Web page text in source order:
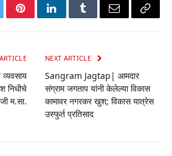
PinterestLinkedInTumblrEmail Copy
व्यवसाय
निधीचे
म.सा.
NEXT ARTICLE
Sangram Jagtap| आमदार
संग्राम जगताप यांनी केलेल्या विकास
कामावर नगरकर खुश; विकास यात्रेस
उस्फुर्त प्रतिसाद